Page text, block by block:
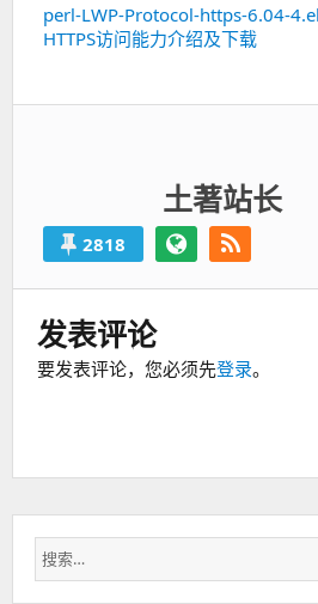
下
一
perl-LWP-Protocol-https-6.04-
HTTPS访问能力介绍及下载
土著站长
2818
发表评论
要发表评论，您必须先登录。
搜
索：